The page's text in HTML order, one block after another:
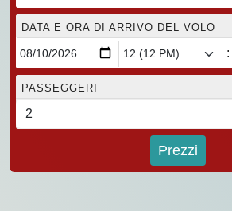
DATA E ORA DI ARRIVO DEL VOLO
:
PASSEGGERI
Prezzi